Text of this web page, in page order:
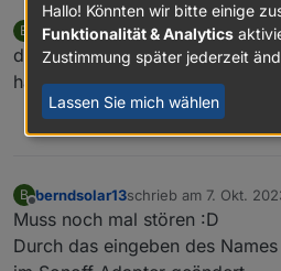
Unter Tasmota
B
Offline
berndsolar13schrieb am7. Okt.
zuletzt editiert von
danke läuft nun, werte landen
happy :)
B berndsolar13schrieb am 7. Okt.
zuletzt editiert von
Muss noch mal stören :D
Durch das eingeben des
Hallo! Könnten wir bitte einige
Funktionalität & Analytics
Zustimmung später jederzeit
Lassen Sie mich wählen